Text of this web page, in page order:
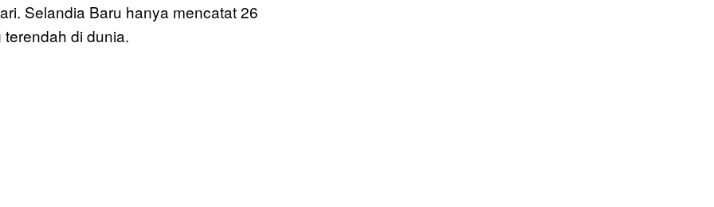
Selandia Baru hanya mencatat 26
di dunia.